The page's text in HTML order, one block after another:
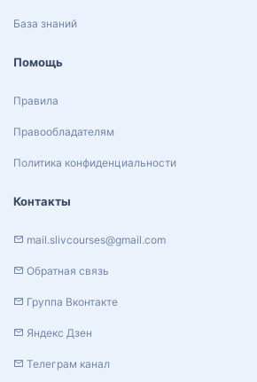
База знаний
Помощь
Правила
Правообладателям
Политика конфиденциальности
Контакты
mail.slivcourses@gmail.com
Обратная связь
Группа Вконтакте
Яндекс Дзен
Телеграм канал